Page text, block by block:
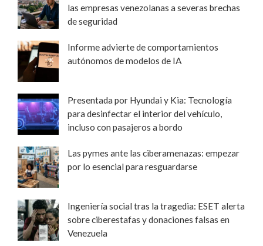
las empresas venezolanas a severas brechas
de seguridad
Informe advierte de comportamientos
autónomos de modelos de IA
Presentada por Hyundai y Kia: Tecnología
para desinfectar el interior del vehículo,
incluso con pasajeros a bordo
Las pymes ante las ciberamenazas: empezar
por lo esencial para resguardarse
Ingeniería social tras la tragedia: ESET alerta
sobre ciberestafas y donaciones falsas en
Venezuela